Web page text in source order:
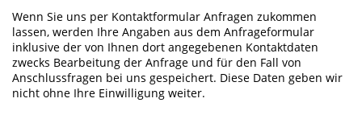
Wenn Sie uns per Kontaktformular Anfragen zukommen
lassen, werden Ihre Angaben aus dem Anfrageformular
inklusive der von Ihnen dort angegebenen Kontaktdaten
zwecks Bearbeitung der Anfrage und für den Fall von
Anschlussfragen bei uns gespeichert. Diese Daten geben wir
nicht ohne Ihre Einwilligung weiter.